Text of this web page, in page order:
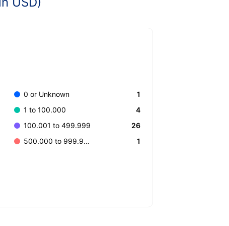
0 or Unknown
1
1 to 100.000
4
100.001 to 499.999
26
500.000 to 999.999
1